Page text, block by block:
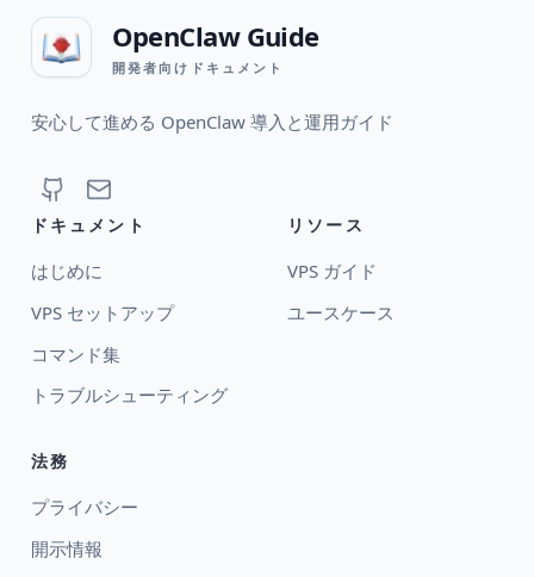
OpenClaw Guide
開発者向けドキュメント
安心して進める OpenClaw 導入と運用ガイド
ドキュメント
はじめに
VPS セットアップ
コマンド集
トラブルシューティング
リソース
VPS ガイド
ユースケース
法務
プライバシー
開示情報